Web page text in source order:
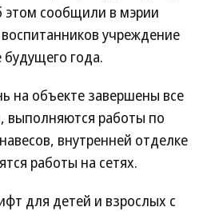
этом сообщили в мэрии
учреждение
года.
на объекте завершены все
выполняются работы по
внутренней отделке
работы на сетях.
для детей и взрослых с